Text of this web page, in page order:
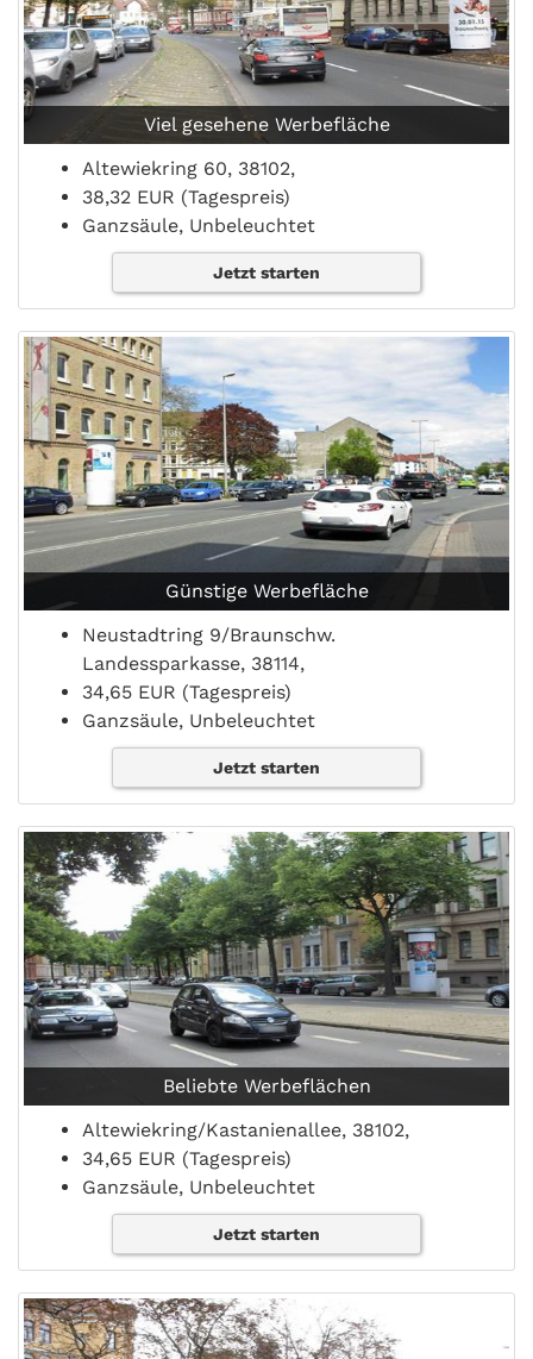
Viel gesehene Werbefläche
Altewiekring 60, 38102,
38,32 EUR (Tagespreis)
Ganzsäule, Unbeleuchtet
Jetzt starten
Günstige Werbefläche
Neustadtring 9/Braunschw.
Landessparkasse, 38114,
34,65 EUR (Tagespreis)
Ganzsäule, Unbeleuchtet
Jetzt starten
Beliebte Werbeflächen
Altewiekring/Kastanienallee, 38102,
34,65 EUR (Tagespreis)
Ganzsäule, Unbeleuchtet
Jetzt starten